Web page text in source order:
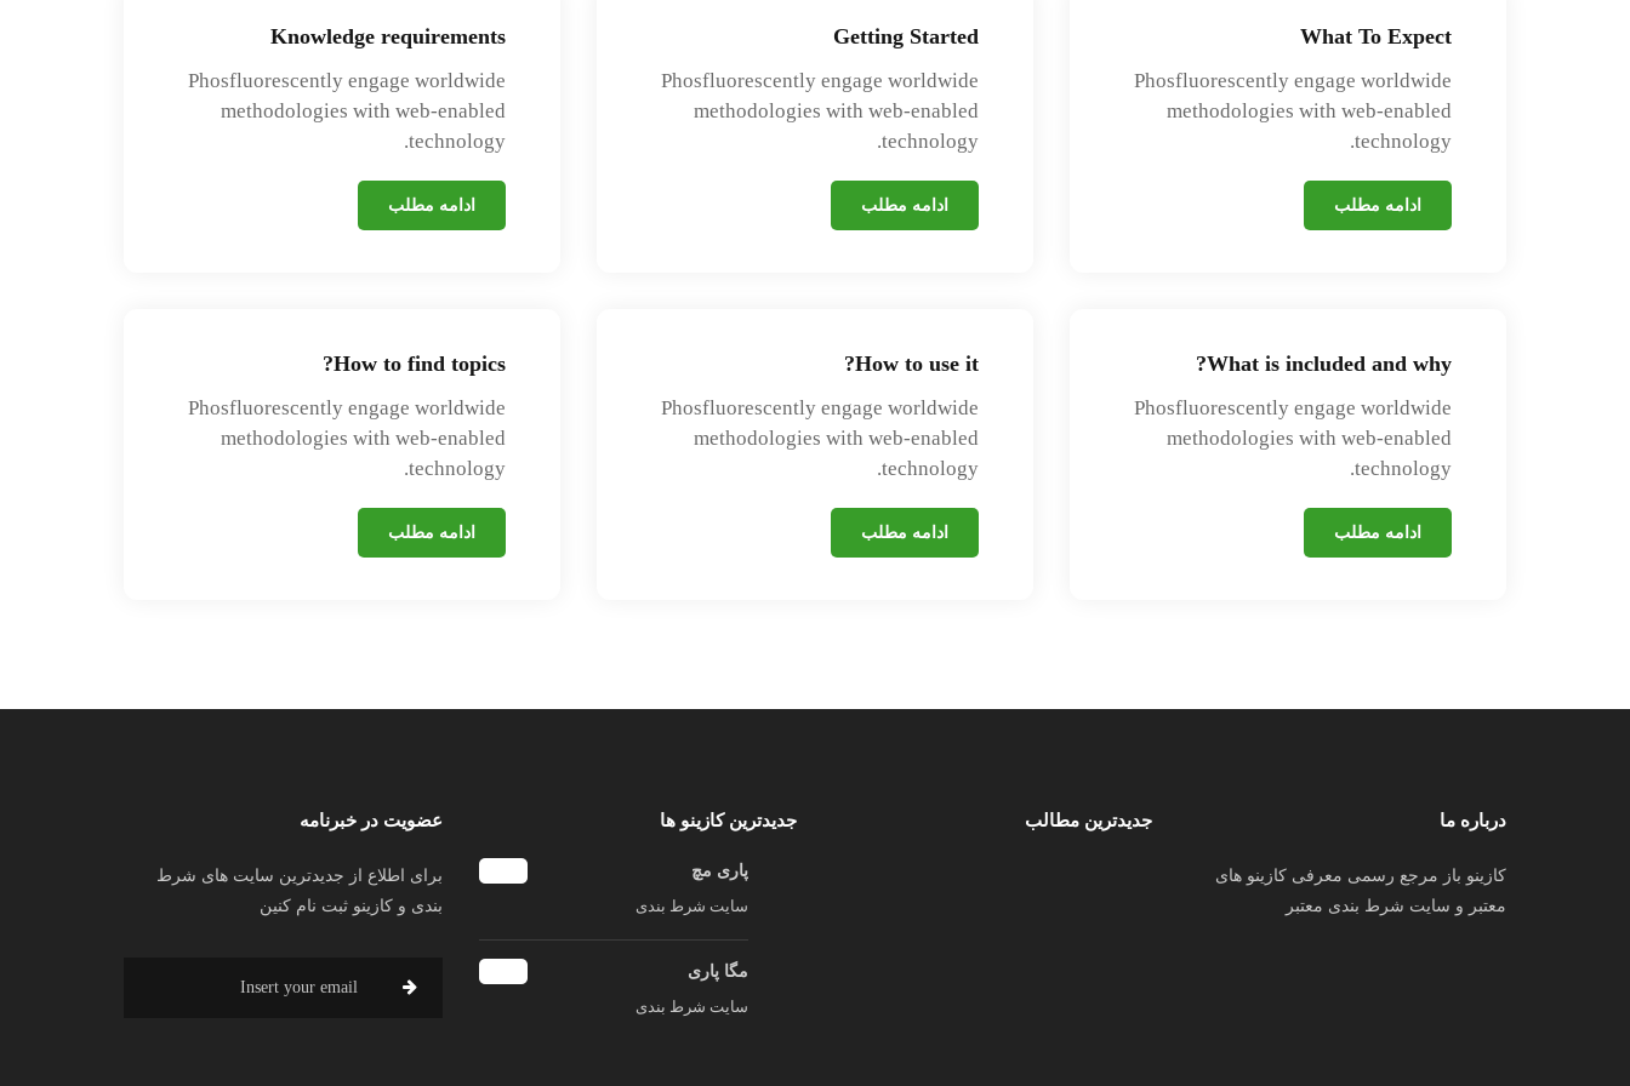
What To Expect
Phosfluorescently engage worldwide
methodologies with web-enabled
technology.
ادامه مطلب
Getting Started
Phosfluorescently engage worldwide
methodologies with web-enabled
technology.
ادامه مطلب
Knowledge requirements
Phosfluorescently engage worldwide
methodologies with web-enabled
technology.
ادامه مطلب
What is included and why?
Phosfluorescently engage worldwide
methodologies with web-enabled
technology.
ادامه مطلب
How to use it?
Phosfluorescently engage worldwide
methodologies with web-enabled
technology.
ادامه مطلب
How to find topics?
Phosfluorescently engage worldwide
methodologies with web-enabled
technology.
ادامه مطلب
درباره ما
کازینو باز مرجع رسمی معرفی کازینو های
معتبر و سایت شرط بندی معتبر
جدیدترین مطالب جدیدترین کازینو ها
پاری مچ
سایت شرط بندی
مگا پاری
سایت شرط بندی
عضویت در خبرنامه
برای اطلاع از جدیدترین سایت های شرط
بندی و کازینو ثبت نام کنین